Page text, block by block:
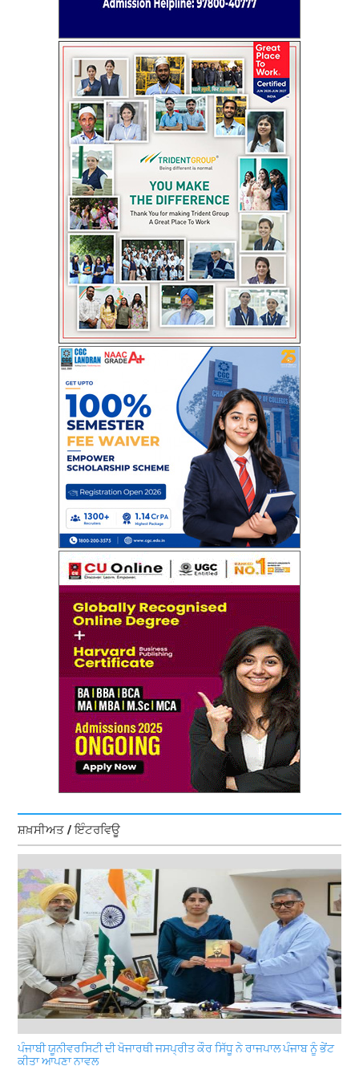
ਸ਼ਖ਼ਸੀਅਤ / ਇੰਟਰਵਿਊ
ਪੰਜਾਬੀ ਯੂਨੀਵਰਸਿਟੀ ਦੀ ਖੋਜਾਰਥੀ ਜਸਪ੍ਰੀਤ ਕੌਰ ਸਿੱਧੂ ਨੇ ਰਾਜਪਾਲ ਪੰਜਾਬ ਨੂੰ ਭੇਂਟ
ਕੀਤਾ ਆਪਣਾ ਨਾਵਲ